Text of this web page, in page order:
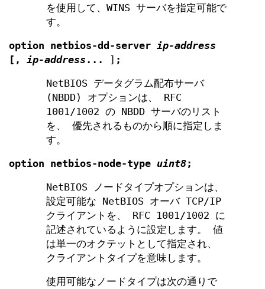
を使用して、WINS サーバを指定可能で
す。
option netbios-dd-server ip-address
[ , ip-address ... ] ;
NetBIOS データグラム配布サーバ
(NBDD) オプションは、 RFC
1001/1002 の NBDD サーバのリスト
を、 優先されるものから順に指定しま
す。
option netbios-node-type uint8;
NetBIOS ノードタイプオプションは、
設定可能な NetBIOS オーバ TCP/IP
クライアントを、 RFC 1001/1002 に
記述されているように設定します。 値
は単一のオクテットとして指定され、
クライアントタイプを意味します。
使用可能なノードタイプは次の通りで